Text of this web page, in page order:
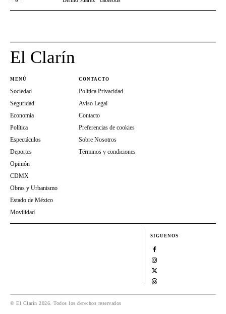
El Clarín
MENÚ
Sociedad
Seguridad
Economia
Política
Espectáculos
Deportes
Opinión
CDMX
Obras y Urbanismo
Estado de México
Movilidad
CONTACTO
Política Privacidad
Aviso Legal
Contacto
Preferencias de cookies
Sobre Nosotros
Términos y condiciones
SIGUENOS
© El Clarín 2026. Todos los derechos reservados